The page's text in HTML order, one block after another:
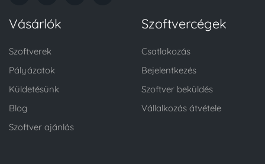
Vásárlók
Szoftverek
Pályázatok
Küldetésünk
Blog
Szoftver ajánlás
Szoftvercégek
Csatlakozás
Bejelentkezés
Szoftver beküldés
Vállalkozás átvétele